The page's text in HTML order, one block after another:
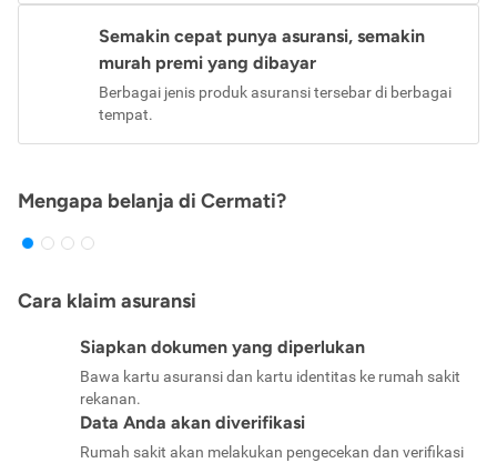
Semakin cepat punya asuransi, semakin
murah premi yang dibayar
Berbagai jenis produk asuransi tersebar di berbagai
tempat.
Mengapa belanja di Cermati?
Cara klaim asuransi
Siapkan dokumen yang diperlukan
Bawa kartu asuransi dan kartu identitas ke rumah sakit
rekanan.
Data Anda akan diverifikasi
Rumah sakit akan melakukan pengecekan dan verifikasi